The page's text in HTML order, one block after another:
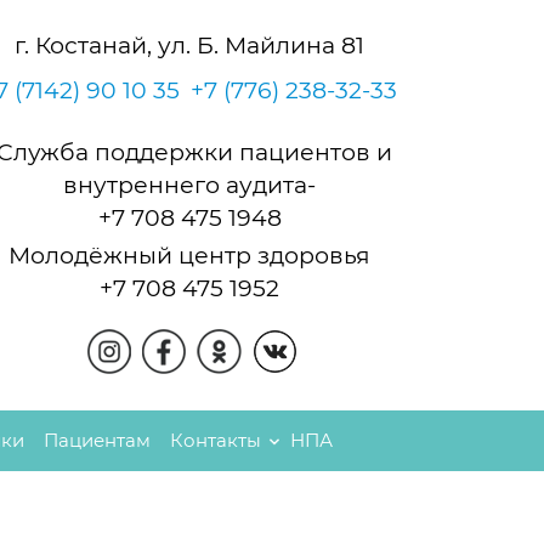
г. Костанай, ул. Б. Майлина 81
(7142) 90 10 35 +7 (776) 238-32-33
поддержки пациентов и
внутреннего аудита-
+7 708 475 1948
Молодёжный центр здоровья
+7 708 475 1952
Пациентам Контакты НПА